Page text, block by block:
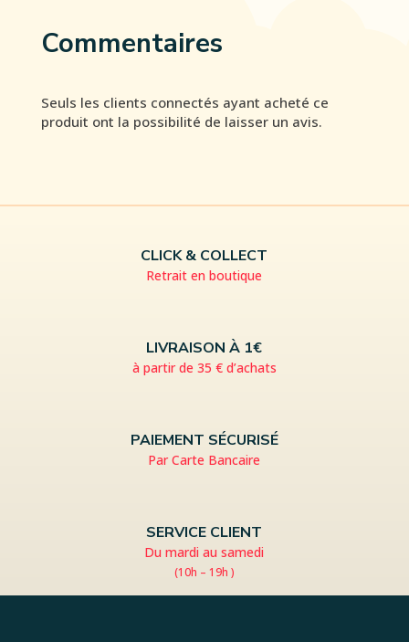
Commentaires
Seuls les clients connectés ayant acheté ce
produit ont la possibilité de laisser un avis.
CLICK & COLLECT
Retrait en boutique
LIVRAISON À 1€
à partir de 35 € d’achats
PAIEMENT SÉCURISÉ
Par Carte Bancaire
SERVICE CLIENT
Du mardi au samedi
(10h – 19h )